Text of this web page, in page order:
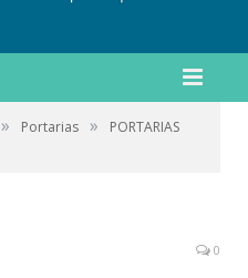
» Portarias »
PORTARIAS
0